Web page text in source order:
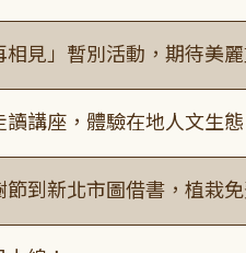
相見」暫別活動，期待美
讀講座，體驗在地人文生
節到新北市圖借書，植栽